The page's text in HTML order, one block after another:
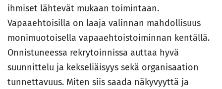
ihmiset lähtevät mukaan toimintaan.
Vapaaehtoisilla on laaja valinnan mahdollisuus
monimuotoisella vapaaehtoistoiminnan kentällä.
Onnistuneessa rekrytoinnissa auttaa hyvä
suunnittelu ja kekseliäisyys sekä organisaation
tunnettavuus. Miten siis saada näkyvyyttä ja